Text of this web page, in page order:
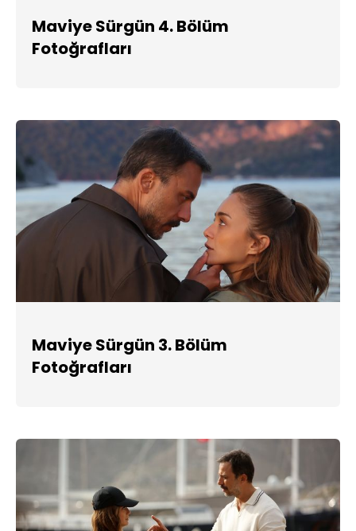
Maviye Sürgün 4. Bölüm
Fotoğrafları
Maviye Sürgün 3. Bölüm
Fotoğrafları